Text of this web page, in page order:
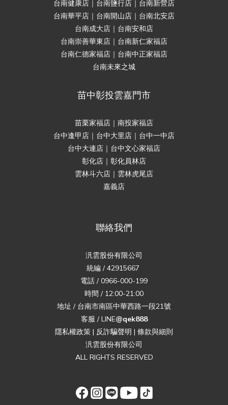
台南健康店｜台南鹽行店｜台南新營店
台南華平店｜台南開山店｜台南北安店
台南成大店｜台南安和店
台南崇善華東店｜台南新仁家福店
台南仁德家福店｜台南中正家福店
台南未來之城
苗中彰投雲嘉門市
苗栗家福店｜南投家福店
台中逢甲店｜台中大里店｜台中一中店
台中大連店｜台中文心家福店
彰化店｜彰化員林店
雲林斗六店｜雲林虎尾店
嘉義店
聯絡我們
汎雲股份有限公司
統編 / 42915667
電話 / 0966-000-199
時間 / 12:00-21:00
地址 / 台南市南區中華西路一段21號
客服 / LINE@qek888
隱私權政策 | 反詐騙聲明 | 條款與細則
汎雲股份有限公司
ALL RIGHTS RESERVED